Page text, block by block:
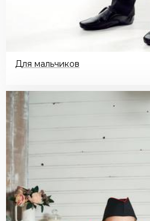
Для мальчиков